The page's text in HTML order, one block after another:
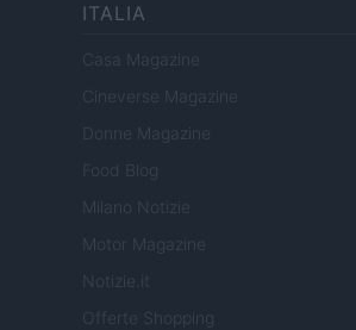
ITALIA
Casa Magazine
Cineverse Magazine
Donne Magazine
Food Blog
Milano Notizie
Motor Magazine
Notizie.it
Offerte Shopping